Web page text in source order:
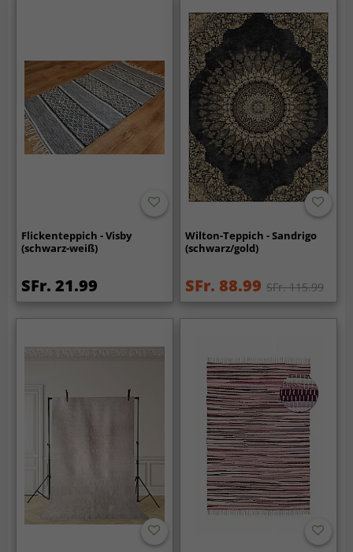
Flickenteppich - Visby
(schwarz-weiß)
SFr. 21.99
Wilton-Teppich - Sandrigo
(schwarz/gold)
SFr. 88.99 SFr. 115.99